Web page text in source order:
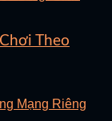
Theo